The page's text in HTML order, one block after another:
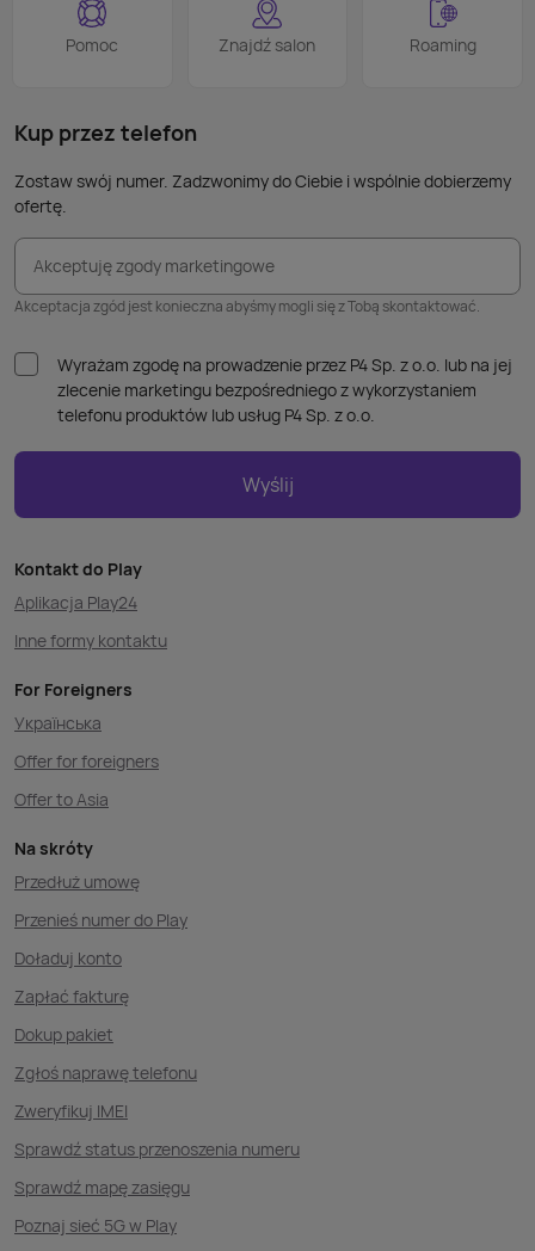
Pomoc Znajdź salon Roaming
Kup przez telefon
Zostaw swój numer. Zadzwonimy do Ciebie i wspólnie dobierzemy
ofertę.
Akceptuję zgody marketingowe
Akceptacja zgód jest konieczna abyśmy mogli się z Tobą skontaktować.
Wyrażam zgodę na prowadzenie przez P4 Sp. z o.o. lub na jej
zlecenie marketingu bezpośredniego z wykorzystaniem
telefonu produktów lub usług P4 Sp. z o.o.
Wyślij
Kontakt do Play
Aplikacja Play24
Inne formy kontaktu
For Foreigners
Українська
Offer for foreigners
Offer to Asia
Na skróty
Przedłuż umowę
Przenieś numer do Play
Doładuj konto
Zapłać fakturę
Dokup pakiet
Zgłoś naprawę telefonu
Zweryfikuj IMEI
Sprawdź status przenoszenia numeru
Sprawdź mapę zasięgu
Poznaj sieć 5G w Play